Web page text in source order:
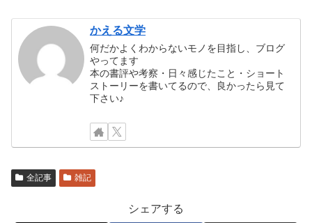
かえる文学
何だかよくわからないモノを目指し、ブログ
やってます
本の書評や考察・日々感じたこと・ショート
ストーリーを書いてるので、良かったら見て
下さい♪
全記事 雑記
シェアする